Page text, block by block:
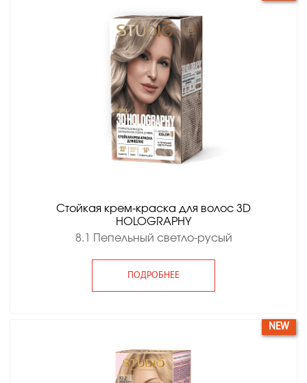
Стойкая крем-краска для волос 3D
HOLOGRAPHY
8.1 Пепельный светло-русый
ПОДРОБНЕЕ
NEW